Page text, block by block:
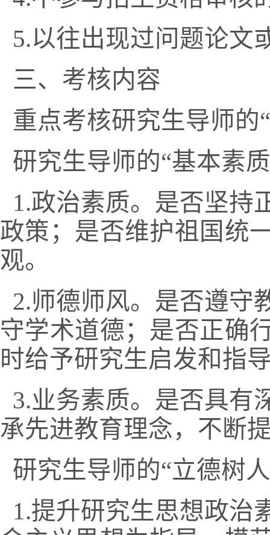
5.以往出现过问题论文
三、考核内容
重点考核研究生导师的
研究生导师的“基本素质
1.政治素质。是否坚持
政策；是否维护祖国统
观。
2.师德师风。是否遵守
守学术道德；是否正确
时给予研究生启发和指
3.业务素质。是否具有
承先进教育理念，不断
研究生导师的“立德树
1.提升研究生思想政治